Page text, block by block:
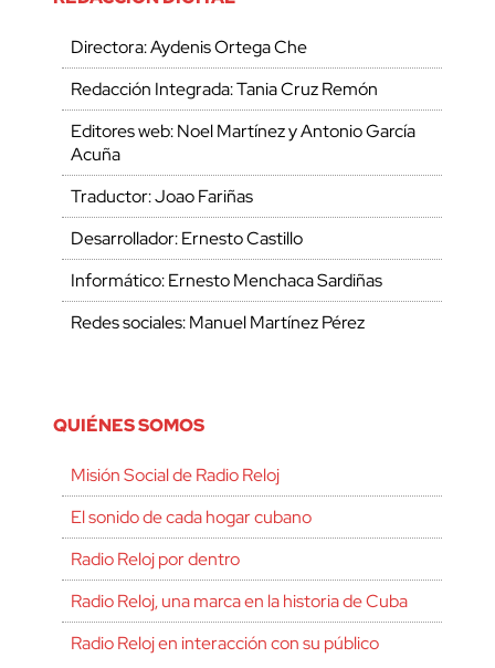
Directora: Aydenis Ortega Che
Redacción Integrada: Tania Cruz Remón
Editores web: Noel Martínez y Antonio García
Acuña
Traductor: Joao Fariñas
Desarrollador: Ernesto Castillo
Informático: Ernesto Menchaca Sardiñas
Redes sociales: Manuel Martínez Pérez
QUIÉNES SOMOS
Misión Social de Radio Reloj
El sonido de cada hogar cubano
Radio Reloj por dentro
Radio Reloj, una marca en la historia de Cuba
Radio Reloj en interacción con su público